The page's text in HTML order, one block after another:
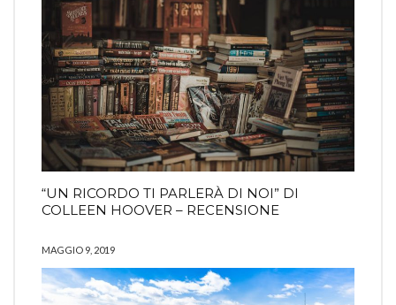
“UN RICORDO TI PARLERÀ DI NOI” DI
COLLEEN HOOVER – RECENSIONE
MAGGIO 9, 2019